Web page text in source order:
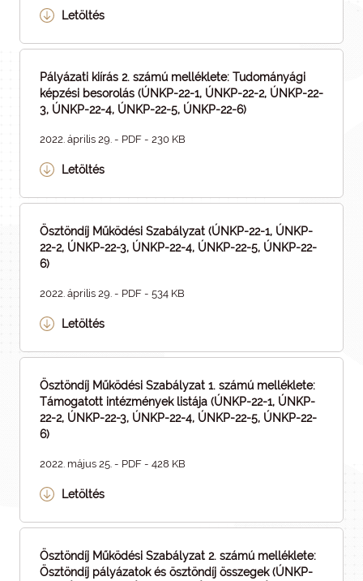
Letöltés
Pályázati kiírás 2. számú melléklete: Tudományági
képzési besorolás (ÚNKP-22-1, ÚNKP-22-2, ÚNKP-22-
3, ÚNKP-22-4, ÚNKP-22-5, ÚNKP-22-6)
2022. április 29. - PDF - 230 KB
Letöltés
Ösztöndíj Működési Szabályzat (ÚNKP-22-1, ÚNKP-
22-2, ÚNKP-22-3, ÚNKP-22-4, ÚNKP-22-5, ÚNKP-22-
6)
2022. április 29. - PDF - 534 KB
Letöltés
Ösztöndíj Működési Szabályzat 1. számú melléklete:
Támogatott intézmények listája (ÚNKP-22-1, ÚNKP-
22-2, ÚNKP-22-3, ÚNKP-22-4, ÚNKP-22-5, ÚNKP-22-
6)
2022. május 25. - PDF - 428 KB
Letöltés
Ösztöndíj Működési Szabályzat 2. számú melléklete:
Ösztöndíj pályázatok és ösztöndíj összegek (ÚNKP-